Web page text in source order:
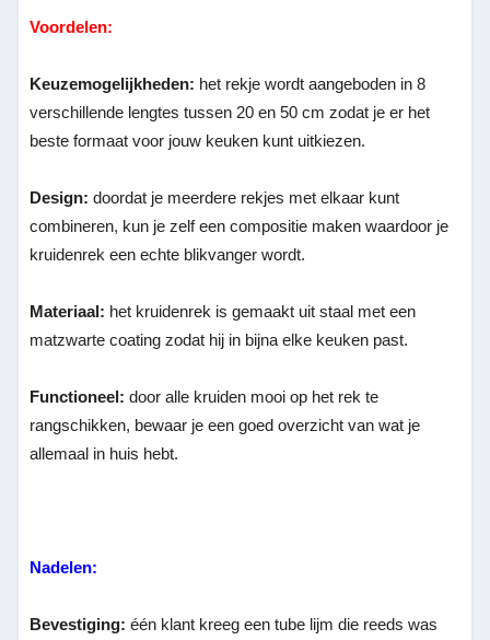
Voordelen:
Keuzemogelijkheden: het rekje wordt aangeboden in 8
verschillende lengtes tussen 20 en 50 cm zodat je er het
beste formaat voor jouw keuken kunt uitkiezen.
Design: doordat je meerdere rekjes met elkaar kunt
combineren, kun je zelf een compositie maken waardoor je
kruidenrek een echte blikvanger wordt.
Materiaal: het kruidenrek is gemaakt uit staal met een
matzwarte coating zodat hij in bijna elke keuken past.
Functioneel: door alle kruiden mooi op het rek te
rangschikken, bewaar je een goed overzicht van wat je
allemaal in huis hebt.
Nadelen:
Bevestiging: één klant kreeg een tube lijm die reeds was